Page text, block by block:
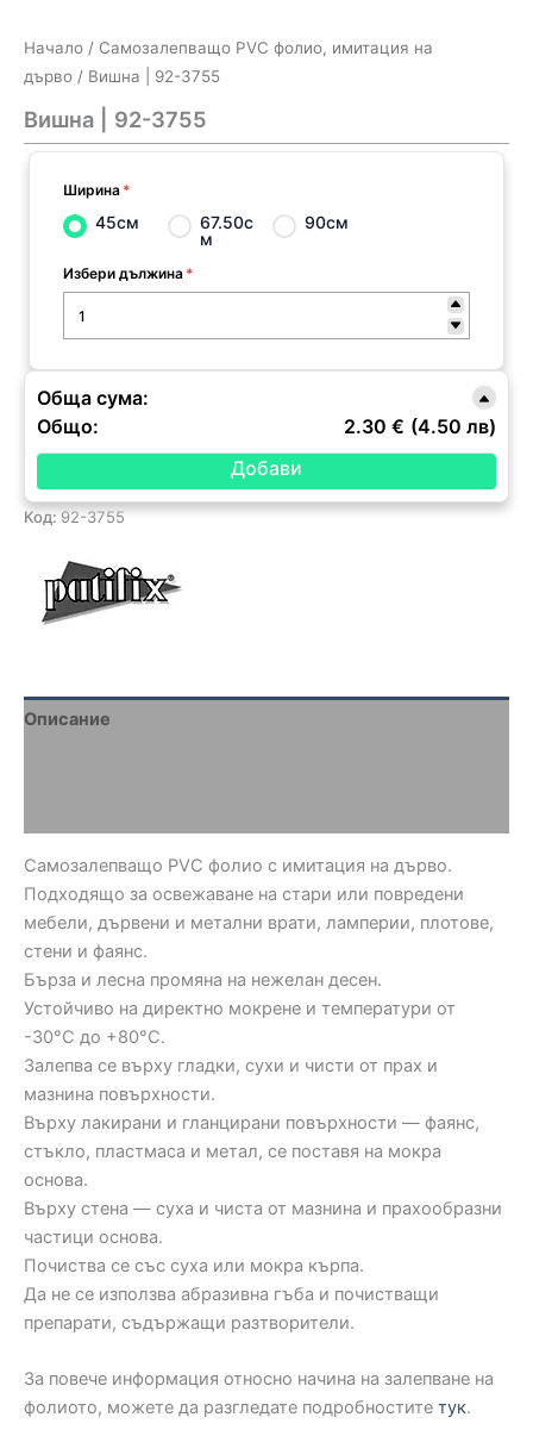
Начало / Самозалепващо PVC фолио, имитация на
дърво / Вишна | 92-3755
Вишна | 92-3755
Ширина *
45см
67.50с
м
90см
Избери дължина *
Обща сума:
Общо:
2.30 € (4.50 лв)
Код: 92-3755
Описание
Самозалепващо PVC фолио с имитация на дърво.
Подходящо за освежаване на стари или повредени
мебели, дървени и метални врати, ламперии, плотове,
стени и фаянс.
Бърза и лесна промяна на нежелан десен.
Устойчиво на директно мокрене и температури от
-30°C до +80°C.
Залепва се върху гладки, сухи и чисти от прах и
мазнина повърхности.
Върху лакирани и гланцирани повърхности — фаянс,
стъкло, пластмаса и метал, се поставя на мокра
основа.
Върху стена — суха и чиста от мазнина и прахообразни
частици основа.
Почиства се със суха или мокра кърпа.
Да не се използва абразивна гъба и почистващи
препарати, съдържащи разтворители.
За повече информация относно начина на залепване на
фолиото, можете да разгледате подробностите тук.